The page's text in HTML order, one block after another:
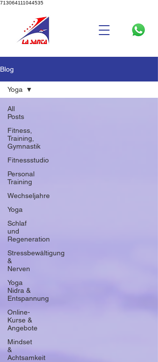
713064111044535
Blog
All
Posts
Fitness,
Training,
Gymnastik
Fitnessstudio
Personal
Training
Wechseljahre
Yoga
Schlaf
und
Regeneration
Stressbewältigung
&
Nerven
Yoga
Nidra &
Entspannung
Online-
Kurse &
Angebote
Mindset
&
Achtsamkeit
Yoga